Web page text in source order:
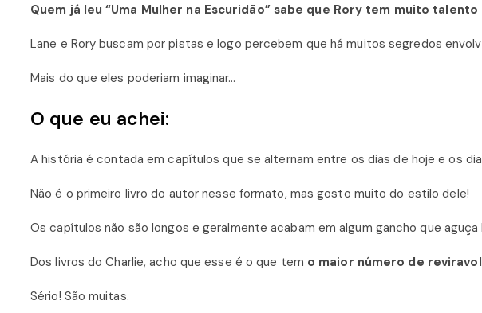
Quem já leu “Uma Mulher na Escuridão” sabe que Rory tem muito
Lane e Rory buscam por pistas e logo percebem que há muitos segredos
Mais do que eles poderiam imaginar…
O que eu achei:
A história é contada em capítulos que se alternam entre os dias de hoje e os
Não é o primeiro livro do autor nesse formato, mas gosto muito do estilo dele!
Os capítulos não são longos e geralmente acabam em algum gancho que
Dos livros do Charlie, acho que esse é o que tem o maior número de
Sério! São muitas.